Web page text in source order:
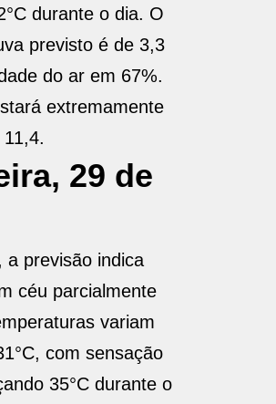
durante o dia. O
previsto é de 3,3
do ar em 67%.
extremamente
29 de
a previsão indica
céu parcialmente
variam
com sensação
35°C durante o